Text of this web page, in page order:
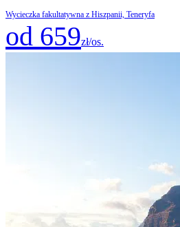
Wycieczka fakultatywna z Hiszpanii, Teneryfa
od 659zł/os.